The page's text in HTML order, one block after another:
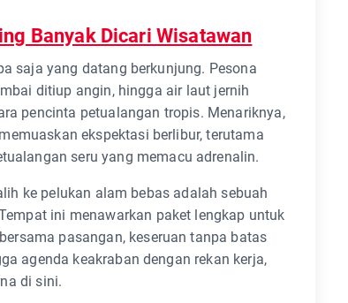
Banyak Dicari Wisatawan
saja yang datang berkunjung. Pesona
ditiup angin, hingga air laut jernih
pencinta petualangan tropis. Menariknya,
ekspektasi berlibur, terutama
seru yang memacu adrenalin.
ke pelukan alam bebas adalah sebuah
ini menawarkan paket lengkap untuk
pasangan, keseruan tanpa batas
agenda keakraban dengan rekan kerja,
di sini.